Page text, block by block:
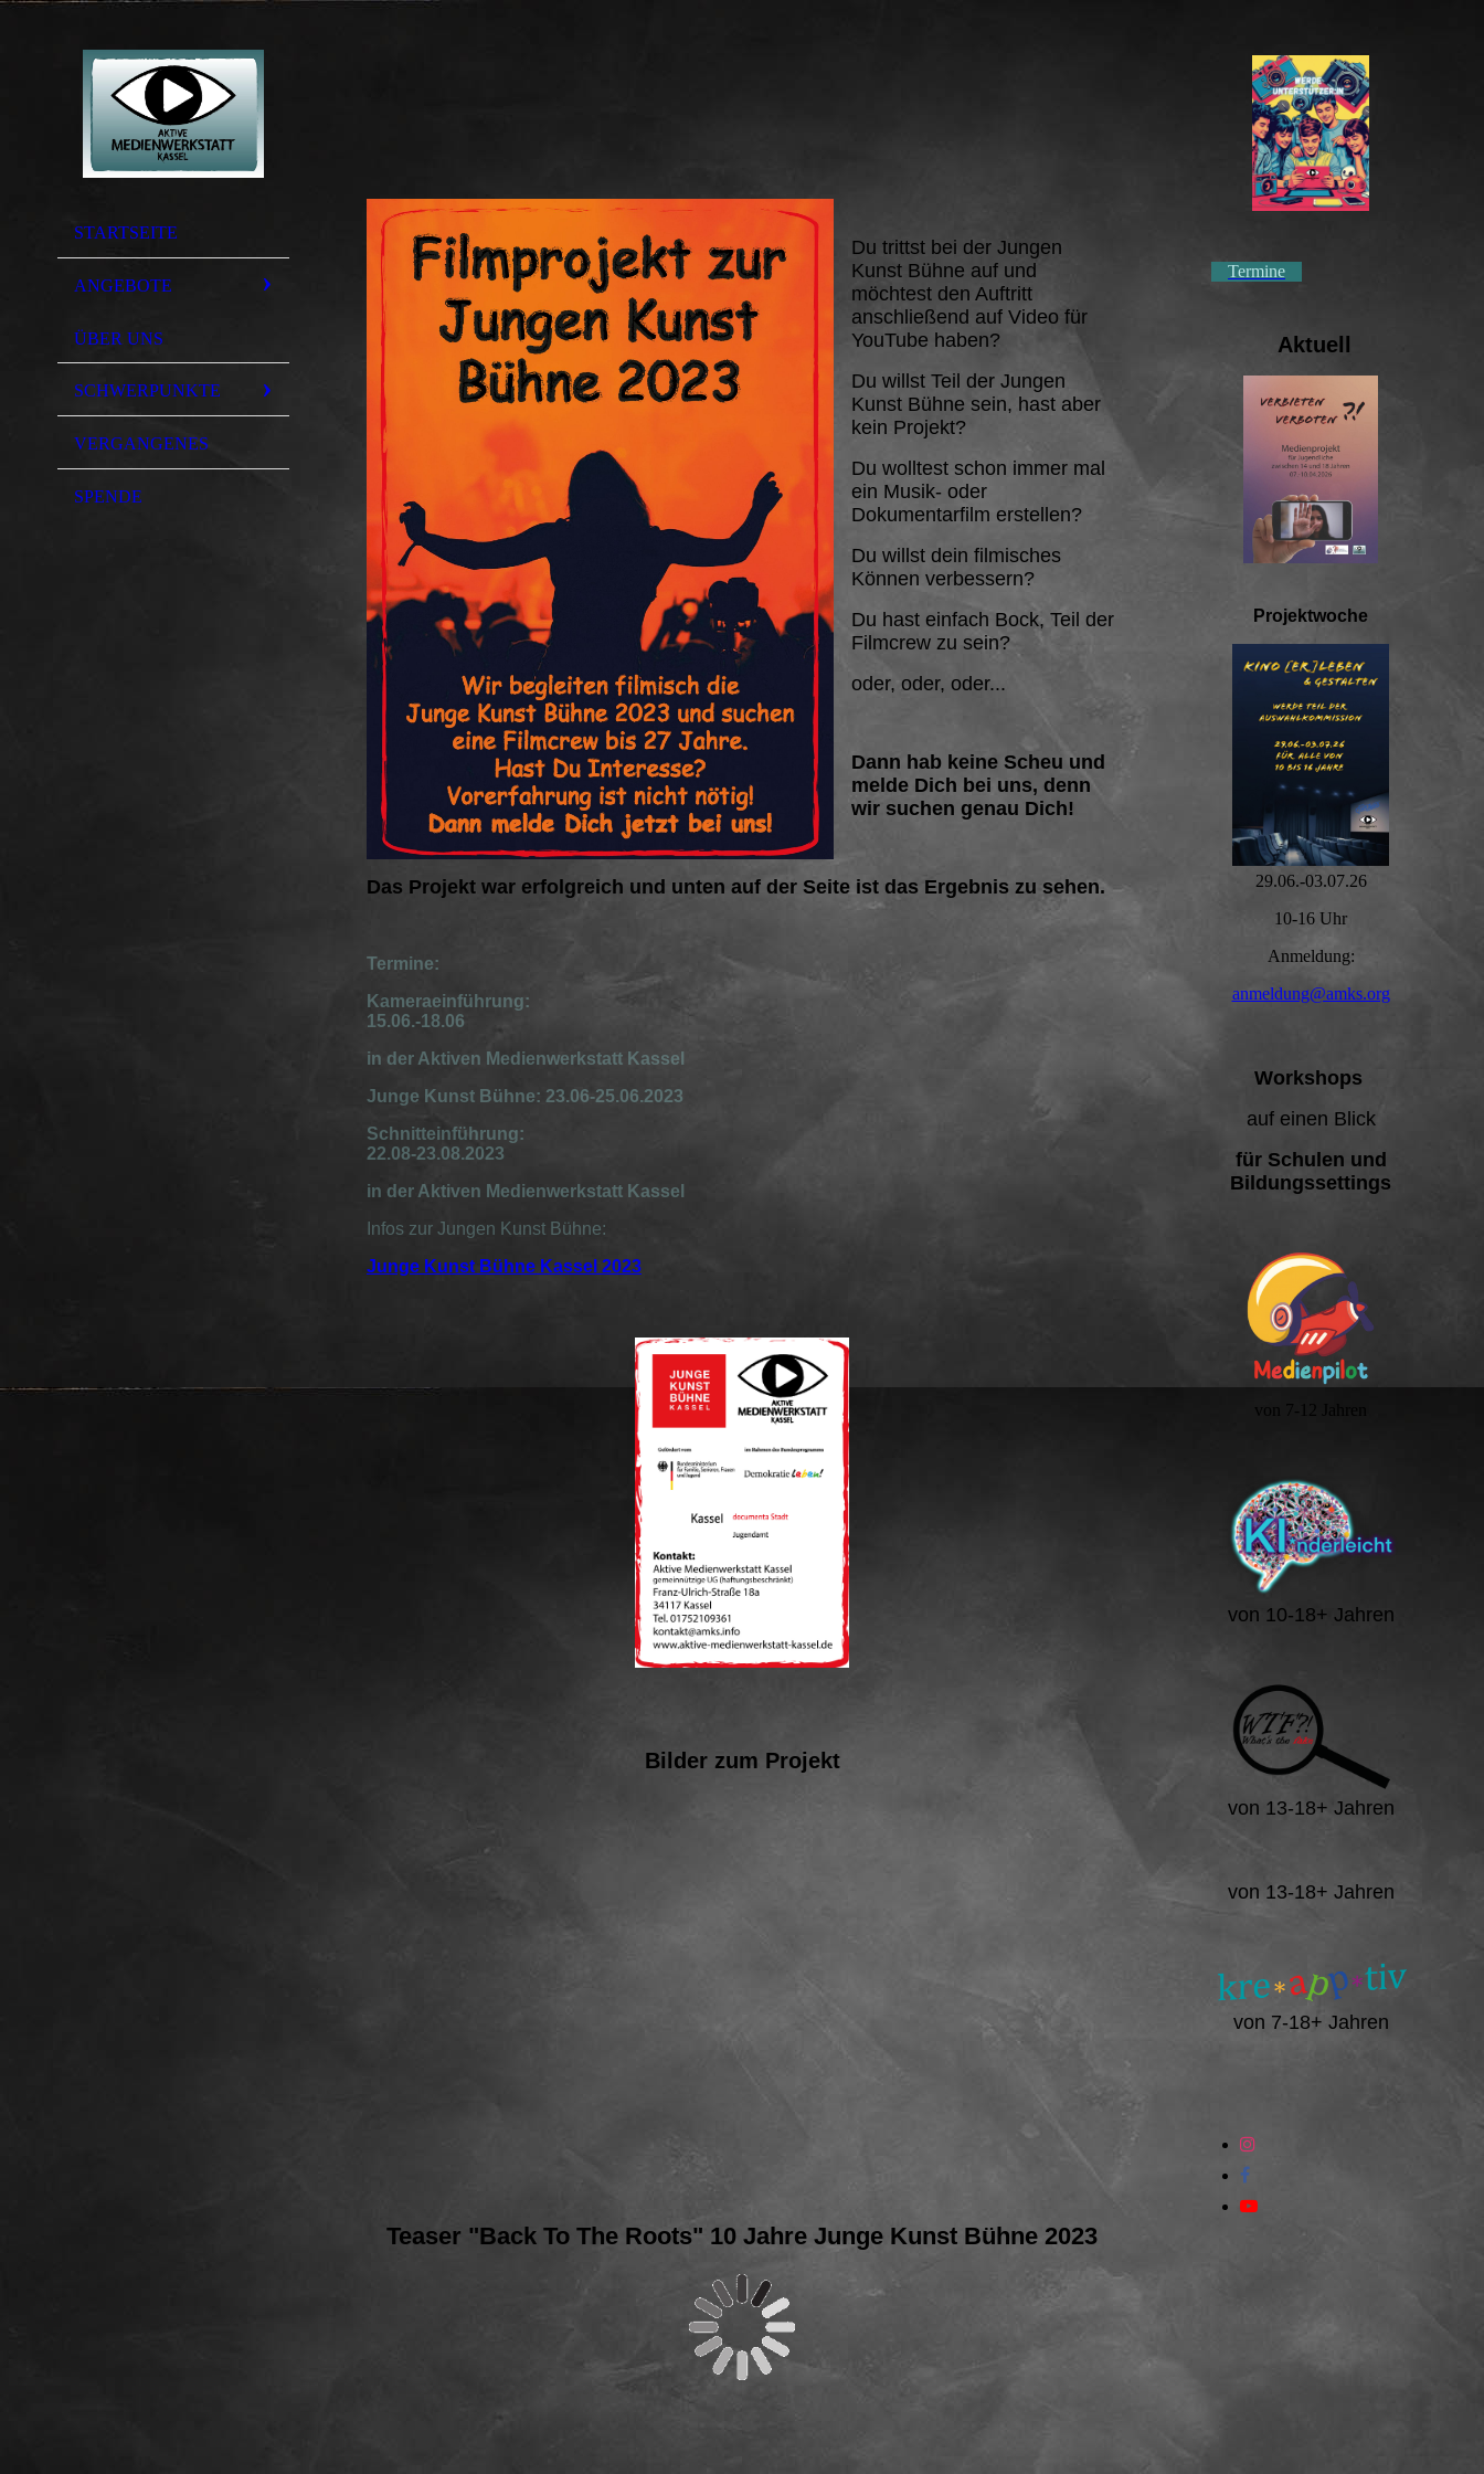
STARTSEITE
ANGEBOTE
ÜBER UNS
SCHWERPUNKTE
VERGANGENES
SPENDE
Du trittst bei der Jungen
Kunst Bühne auf und
möchtest den Auftritt
anschließend auf Video für
YouTube haben?
Du willst Teil der Jungen
Kunst Bühne sein, hast aber
kein Projekt?
Du wolltest schon immer mal
ein Musik- oder
Dokumentarfilm erstellen?
Du willst dein filmisches
Können verbessern?
Du hast einfach Bock, Teil der
Filmcrew zu sein?
oder, oder, oder...
Dann hab keine Scheu und
melde Dich bei uns, denn
wir suchen genau Dich!
Das Projekt war erfolgreich und unten auf der Seite ist das Ergebnis zu sehen.
Termine:
Kameraeinführung:
15.06.-18.06
in der Aktiven Medienwerkstatt Kassel
Junge Kunst Bühne: 23.06-25.06.2023
Schnitteinführung:
22.08-23.08.2023
in der Aktiven Medienwerkstatt Kassel
Infos zur Jungen Kunst Bühne:
Junge Kunst Bühne Kassel 2023
Bilder zum Projekt
Teaser "Back To The Roots" 10 Jahre Junge Kunst Bühne 2023
Termine
Aktuell
Projektwoche
29.06.-03.07.26
10-16 Uhr
Anmeldung:
anmeldung@amks.org
Workshops
auf einen Blick
für Schulen und
Bildungssettings
von 7-12 Jahren
von 10-18+ Jahren
von 13-18+ Jahren
von 13-18+ Jahren
von 7-18+ Jahren